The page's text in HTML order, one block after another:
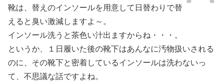
靴は、替えのインソールを用意して日替わりで替
えると臭い激減しますよ～。
インソール洗うと茶色い汁出ますからね・・・。
というか、１日履いた後の靴下はあんなに汚物扱いされる
のに、その靴下と密着しているインソールは洗わないっ
て、不思議な話ですよね。